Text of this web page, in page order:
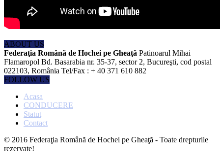
ABOUT US
Federaţia Română de Hochei pe Gheaţă Patinoarul Mihai
Flamaropol Bd. Basarabia nr. 35-37, sector 2, Bucureşti, cod postal
022103, România Tel/Fax : + 40 371 610 882
FOLLOW US
Acasa
CONDUCERE
Statut
Contact
© 2016 Federaţia Română de Hochei pe Gheaţă - Toate drepturile
rezervate!